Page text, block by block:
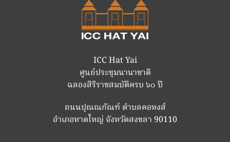
ICC Hat Yai
ศูนย์ประชุมนานาชาติ
ฉลองสิริราชสมบัติครบ ๖๐ ปี
ถนนปุณณกัณฑ์ ตำบลคอหงส์
อำเภอหาดใหญ่ จังหวัดสงขลา 90110